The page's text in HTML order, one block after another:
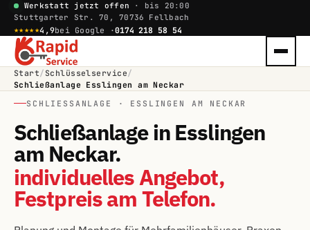
Werkstatt jetzt offen · bis 20:00
Stuttgarter Str. 70, 70736 Fellbach
★★★★★4,9bei Google ·0174 218 58 54
Start/Schlüsselservice/
Schließanlage Esslingen am Neckar
SCHLIESSANLAGE · ESSLINGEN AM NECKAR
Schließanlage in Esslingen
am Neckar.
individuelles Angebot,
Festpreis am Telefon.